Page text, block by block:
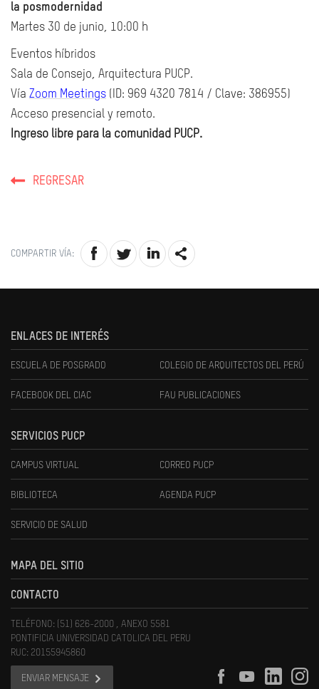
la posmodernidad
Martes 30 de junio, 10:00 h
Eventos híbridos
Sala de Consejo, Arquitectura PUCP.
Vía Zoom Meetings (ID: 969 4320 7814 / Clave: 386955)
Acceso presencial y remoto.
Ingreso libre para la comunidad PUCP.
REGRESAR
COMPARTIR VÍA:
ENLACES DE INTERÉS
ESCUELA DE POSGRADO COLEGIO DE ARQUITECTOS DEL PERÚ
FACEBOOK DEL CIAC FAU PUBLICACIONES
SERVICIOS PUCP
CAMPUS VIRTUAL CORREO PUCP
BIBLIOTECA AGENDA PUCP
SERVICIO DE SALUD
MAPA DEL SITIO
CONTACTO
TELÉFONO: (51) 626-2000 , ANEXO 5581
PONTIFICIA UNIVERSIDAD CATOLICA DEL PERU
RUC: 20155945860
ENVIAR MENSAJE